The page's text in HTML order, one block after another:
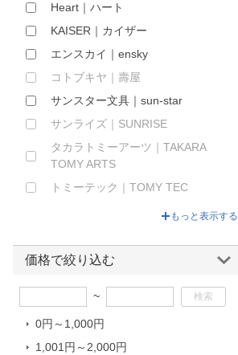
Heart｜ハート
KAISER｜カイザー
エンスカイ｜ensky
コトブキヤ｜壽屋
サンスター文具｜sun-star
サンライズ｜SUNRISE
タカラトミーアーツ｜TAKARA
TOMY ARTS
トミーテック｜TOMY TEC
ニトロプラス｜Nitroplus
バンダイスピリッツ｜BANDAI
バンダイナムコヌイ｜Bandai
もっと表示する
価格で絞り込む
~
0円～1,000円
1,001円～2,000円